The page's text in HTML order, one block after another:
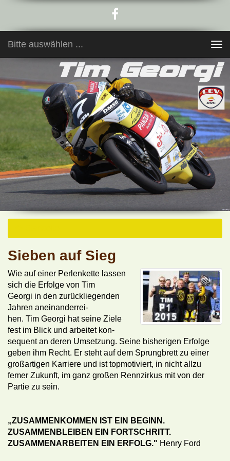
Bitte auswählen ...
navigation
Sieben auf Sieg
Wie auf einer Perlenkette lassen
sich die Erfolge von Tim
Georgi in den zurückliegenden
Jahren aneinanderrei-
hen. Tim Georgi hat seine Ziele
fest im Blick und arbeitet kon-
sequent an deren Umsetzung. Seine bisherigen Erfolge
geben ihm Recht. Er steht auf dem Sprungbrett zu einer
großartigen Karriere und ist topmotiviert, in nicht allzu
femer Zukunft, im ganz großen Rennzirkus mit von der
Partie zu sein.
„ZUSAMMENKOMMEN IST EIN BEGINN.
ZUSAMMENBLEIBEN EIN FORTSCHRITT.
ZUSAMMENARBEITEN EIN ERFOLG." Henry Ford